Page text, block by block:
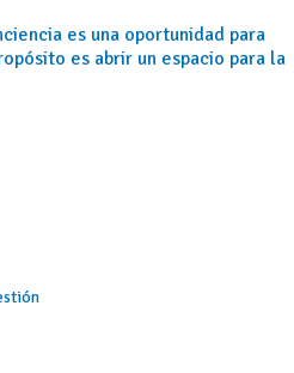
es una oportunidad para
es abrir un espacio para la